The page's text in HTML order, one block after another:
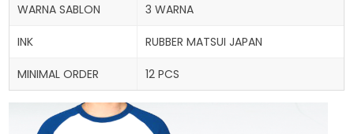
WARNA SABLON 3 WARNA
INK RUBBER MATSUI JAPAN
MINIMAL ORDER 12 PCS